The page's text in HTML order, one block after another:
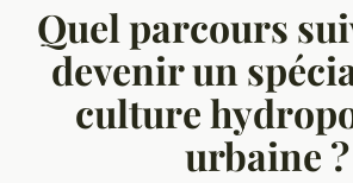
Quel parcours
devenir un
culture
urbaine ?